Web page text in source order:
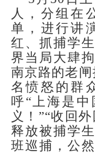
人，分组在
单，进行讲
红、抓捕学
界当局大肆
南京路的老
名愤怒的群
呼“上海是中
义！”“收回
释放被捕学
班巡捕，公